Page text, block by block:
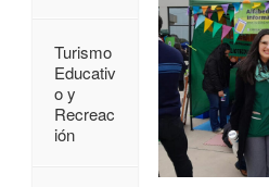
Turismo
Educativ
o y
Recreac
ión